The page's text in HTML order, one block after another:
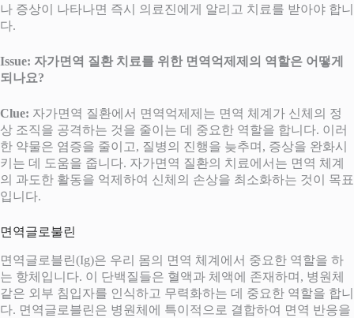
나 증상이 나타나면 즉시 의료진에게 알리고 치료를 받아야 합니
다.
Issue: 자가면역 질환 치료를 위한 면역억제제의 역할은 어떻게
되나요?
Clue: 자가면역 질환에서 면역억제제는 면역 체계가 신체의 정
상 조직을 공격하는 것을 줄이는 데 중요한 역할을 합니다. 이러
한 약물은 염증을 줄이고, 질병의 진행을 늦추며, 증상을 완화시
키는 데 도움을 줍니다. 자가면역 질환의 치료에서는 면역 체계
의 과도한 활동을 억제하여 신체의 손상을 최소화하는 것이 목표
입니다.
면역글로불린
면역글로블린(Ig)은 우리 몸의 면역 체계에서 중요한 역할을 하
는 항체입니다. 이 단백질들은 혈액과 체액에 존재하며, 병원체
같은 외부 침입자를 인식하고 무력화하는 데 중요한 역할을 합니
다. 면역글로블린은 병원체에 특이적으로 결합하여 면역 반응을